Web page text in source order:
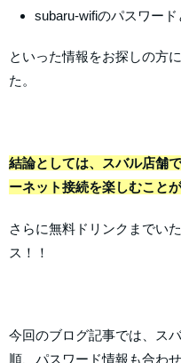
subaru-wifiのパスワー
といった情報をお探しの方
た。
結論としては、スバル店舗
ーネット接続を楽しむこと
さらに無料ドリンクまでい
ス！！
今回のブログ記事では、ス
順、パスワード情報も合わ